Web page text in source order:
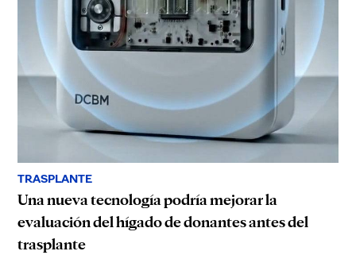
TRASPLANTE
Una nueva tecnología podría mejorar la
evaluación del hígado de donantes antes del
trasplante